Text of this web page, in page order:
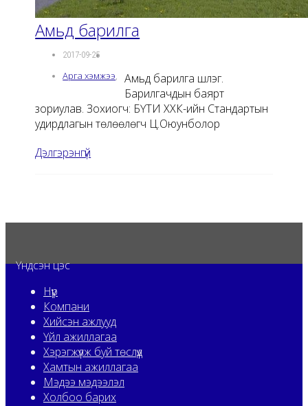
Амьд барилга
2017-09-25
Арга хэмжээ,
Амьд барилга шүлэг.
Барилгачдын баярт
зориулав. Зохиогч: БҮТИ ХХК-ийн Стандартын
удирдлагын төлөөлөгч Ц.Оюунболор
Дэлгэрэнгүй
Үндсэн цэс
Нүүр
Компани
Хийсэн ажлууд
Үйл ажиллагаа
Хэрэгжүүлж буй төслүүд
Хамтын ажиллагаа
Мэдээ мэдээлэл
Холбоо барих